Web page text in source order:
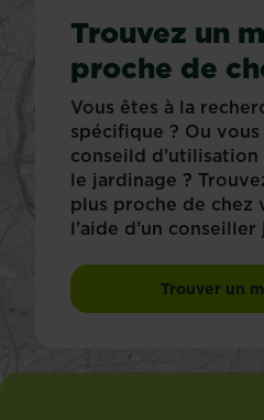
Trouvez un
proche de
Vous êtes à la
spécifique ? Ou
conseild
le jardinage ?
plus proche de chez
l’aide d’un conseiller
Trouver un